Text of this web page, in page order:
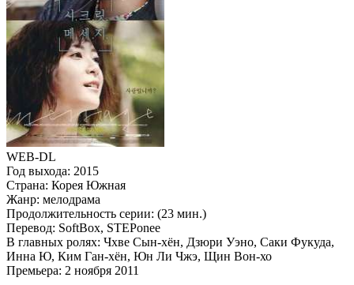
WEB-DL
Год выхода: 2015
Страна: Корея Южная
Жанр: мелодрама
Продолжительность серии: (23 мин.)
Перевод: SoftBox, STEPonee
В главных ролях: Чхве Сын-хён, Дзюри Уэно, Саки Фукуда,
Инна Ю, Ким Ган-хён, Юн Ли Чжэ, Щин Вон-хо
Премьера: 2 ноября 2011